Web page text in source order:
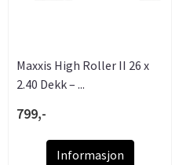
Maxxis High Roller II 26 x
2.40 Dekk – ...
799,-
Informasjon